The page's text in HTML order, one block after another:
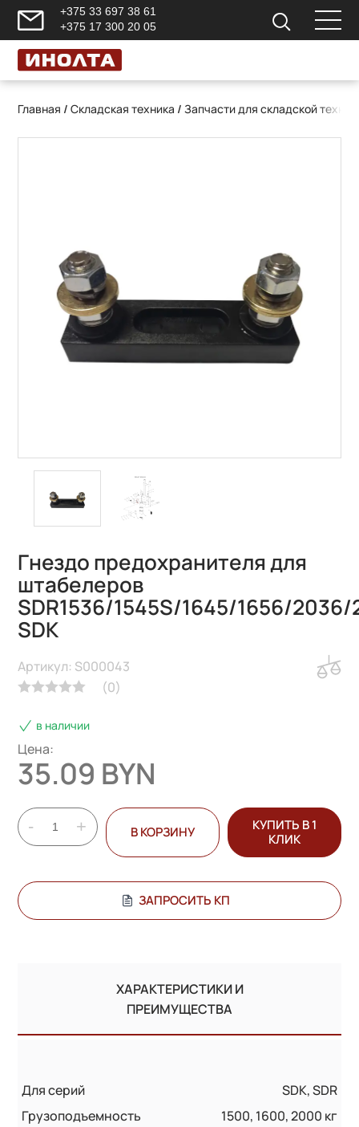
+375 33 697 38 61
+375 17 300 20 05
Главная /Складская техника /Запчасти для складской
Гнездо предохранителя для
штабелеров
SDR1536/1545S/1645/1656/
SDK
(0)
Артикул: S000043
в наличии
Цена:
35.09 BYN
- + В КОРЗИНУ
КУПИТЬ В 1
КЛИК
ЗАПРОСИТЬ КП
ХАРАКТЕРИСТИКИ И
ПРЕИМУЩЕСТВА
Для серий
SDK, SDR
Грузоподъемность
1500, 1600, 2000 кг